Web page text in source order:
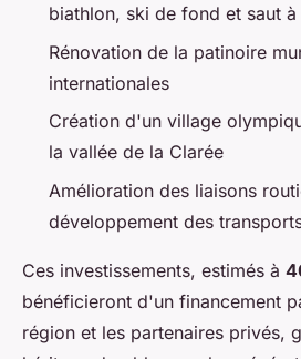
biathlon, ski de fond et saut à
Rénovation de la patinoire
internationales
Création d'un village
la vallée de la Clarée
Amélioration des liaisons
développement des
Ces investissements, estimés à
bénéficieront d'un financement
région et les partenaires privés,